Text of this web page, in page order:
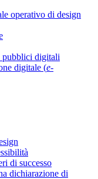
operativo di design
pubblici digitali
digitale (e-
di successo
dichiarazione di